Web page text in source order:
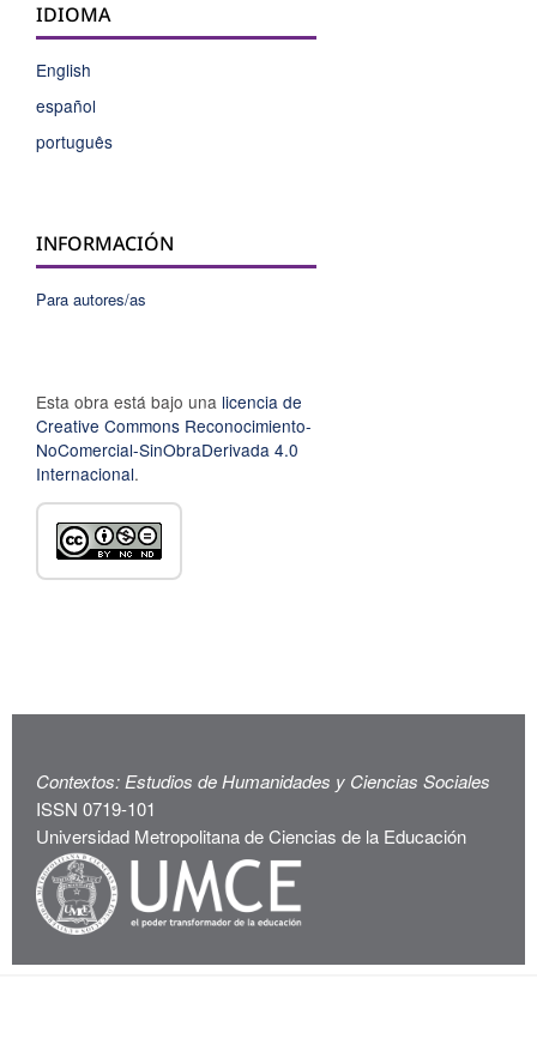
IDIOMA
English
español
português
INFORMACIÓN
Para autores/as
Esta obra está bajo una licencia de
Creative Commons Reconocimiento-
NoComercial-SinObraDerivada 4.0
Internacional.
Contextos: Estudios de Humanidades y Ciencias Sociales
ISSN 0719-101
Universidad Metropolitana de Ciencias de la Educación